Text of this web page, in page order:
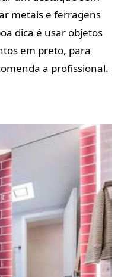
metais e ferragens
dica é usar objetos
em preto, para
a profissional.